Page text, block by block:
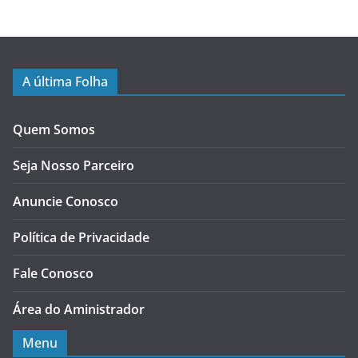
A última Folha
Quem Somos
Seja Nosso Parceiro
Anuncie Conosco
Política de Privacidade
Fale Conosco
Área do Aministrador
Menu